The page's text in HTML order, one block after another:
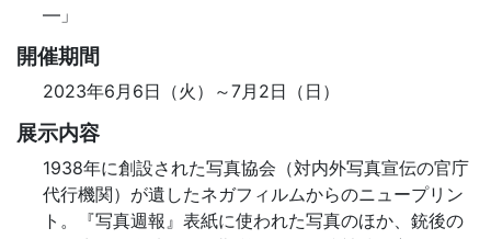
―」
開催期間
2023年6月6日（火）～7月2日（日）
展示内容
1938年に創設された写真協会（対内外写真宣伝の官庁
代行機関）が遺したネガフィルムからのニュープリン
ト。『写真週報』表紙に使われた写真のほか、銃後の